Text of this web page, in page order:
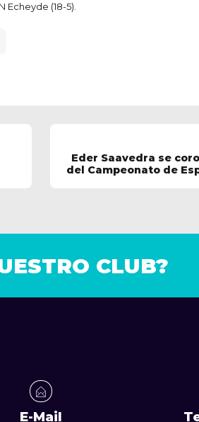
Echeyde (18-5).
Eder Saavedra se
del Campeonato de
CLUB?
E-Mail